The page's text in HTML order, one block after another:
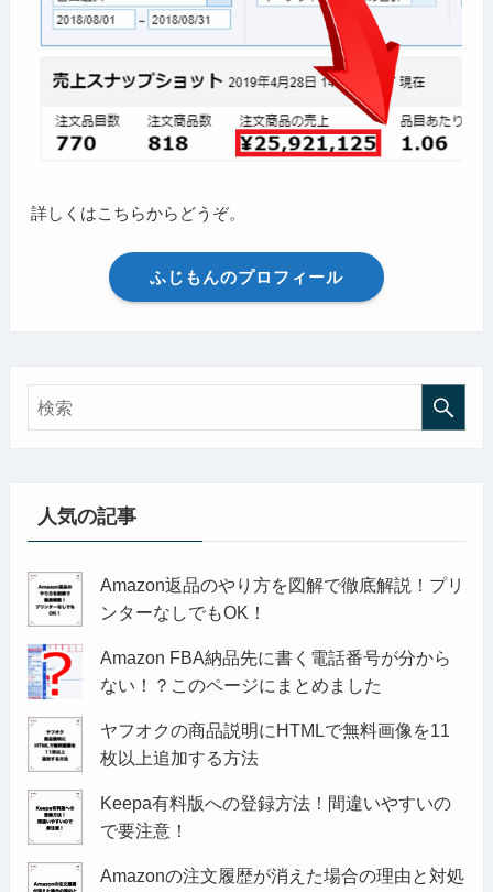
詳しくはこちらからどうぞ。
ふじもんのプロフィール
人気の記事
Amazon返品のやり方を図解で徹底解説！プリ
ンターなしでもOK！
Amazon FBA納品先に書く電話番号が分から
ない！？このページにまとめました
ヤフオクの商品説明にHTMLで無料画像を11
枚以上追加する方法
Keepa有料版への登録方法！間違いやすいの
で要注意！
Amazonの注文履歴が消えた場合の理由と対処